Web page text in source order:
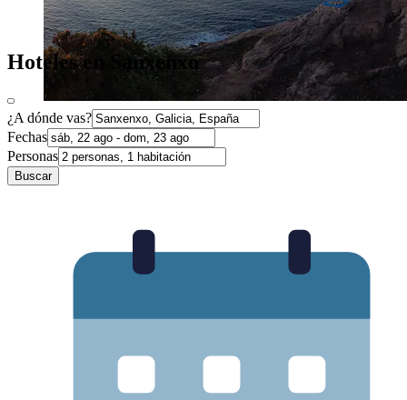
Hoteles en Sanxenxo
¿A dónde vas?
Fechas
Personas
Buscar